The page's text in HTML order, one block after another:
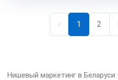
‹ 1 2
Нишевый маркетинг в Беларуси